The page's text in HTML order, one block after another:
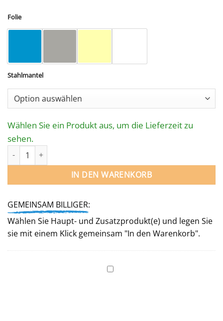
Folie
Stahlmantel
Wählen Sie ein Produkt aus, um die Lieferzeit zu
sehen.
STAHL­WAND­POOL OVAL 614 x 300 x 135 cm Menge
IN DEN WARENKORB
GEMEINSAM BILLIGER:
Wählen Sie Haupt- und Zusatzprodukt(e) und legen Sie
sie mit einem Klick gemeinsam "In den Warenkorb".
Unterlegvlies